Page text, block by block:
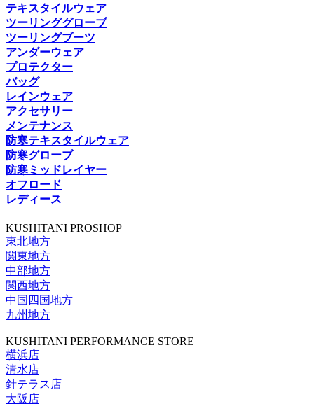
テキスタイルウェア
ツーリンググローブ
ツーリングブーツ
アンダーウェア
プロテクター
バッグ
レインウェア
アクセサリー
メンテナンス
防寒テキスタイルウェア
防寒グローブ
防寒ミッドレイヤー
オフロード
レディース
KUSHITANI PROSHOP
東北地方
関東地方
中部地方
関西地方
中国四国地方
九州地方
KUSHITANI PERFORMANCE STORE
横浜店
清水店
針テラス店
大阪店